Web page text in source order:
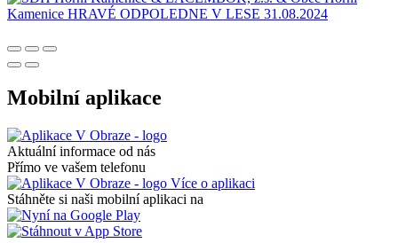
Mobilní aplikace
Aktuální informace od nás
Přímo ve vašem telefonu
Více o aplikaci
Stáhněte si naši mobilní aplikaci na